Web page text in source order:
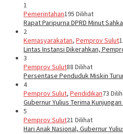
1
Pemerintahan195 Dilihat
Rapat Paripurna DPRD Minut
2
Kemasyarakatan, Pemprov Sulut
Lintas Instansi Dikerahkan,
3
Pemprov Sulut88 Dilihat
Persentase Penduduk Miskin
4
Pemprov Sulut, Pendidikan73
Gubernur Yulius Terima
5
Pemprov Sulut21 Dilihat
Hari Anak Nasional, Gubernur